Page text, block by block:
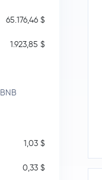
65.176,46 $
1.923,85 $
BNB
1,03 $
0,33 $